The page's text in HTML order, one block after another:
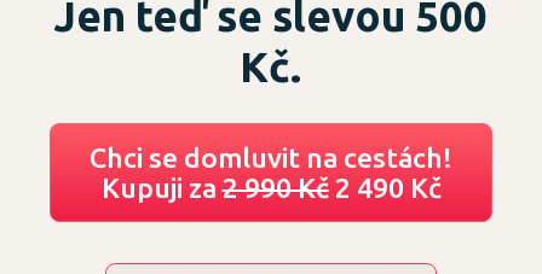
Jen teď se slevou 500
Kč.
Chci se domluvit na cestách!
Kupuji za2 990 Kč2 490 Kč